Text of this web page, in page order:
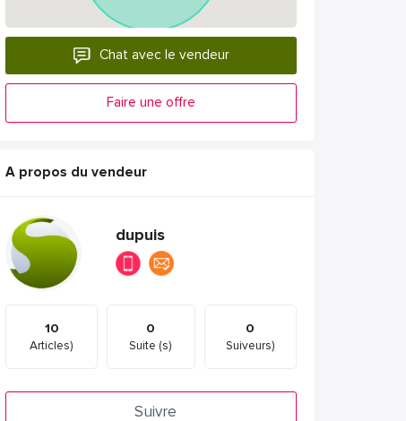
Chat avec le vendeur
Faire une offre
A propos du vendeur
dupuis
10
Articles)
0
Suite (s)
0
Suiveurs)
Suivre